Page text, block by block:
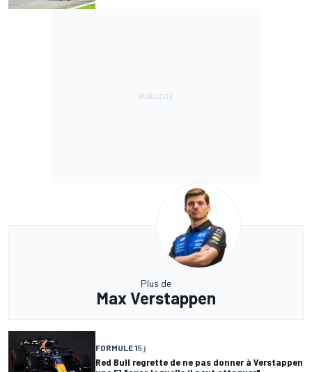
Plus de
Max Verstappen
FORMULE 15 j
Red Bull regrette de ne pas donner à Verstappen